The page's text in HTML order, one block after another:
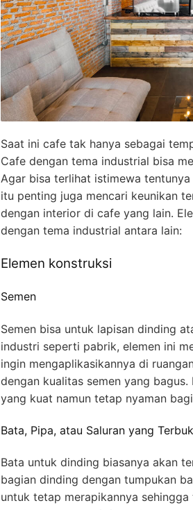
Saat ini cafe tak hanya sebagai
Cafe dengan tema industrial bisa
Agar bisa terlihat istimewa
itu penting juga mencari keunikan
dengan interior di cafe yang lain.
dengan tema industrial antara lain:
Elemen konstruksi
Semen
Semen bisa untuk lapisan dinding
industri seperti pabrik, elemen ini
ingin mengaplikasikannya di
dengan kualitas semen yang
yang kuat namun tetap nyaman
Bata, Pipa, atau Saluran yang
Bata untuk dinding biasanya akan
bagian dinding dengan tumpukan
untuk tetap merapikannya